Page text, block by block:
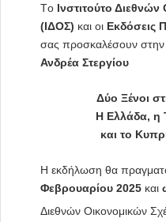
Tο Ινστιτούτο
(ΙΔΟΣ) και οι Εκδόσεις
σας προσκαλέσουν στην
Ανδρέα Στεργίου
Δύο Ξένοι
Η Ελλάδα, η
και το
Η εκδήλωση θα
Φεβρουαρίου 2025 και
Διεθνών Οικονομικών